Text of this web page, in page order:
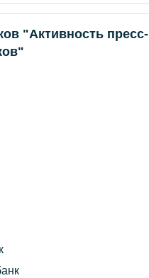
"Активность пресс-